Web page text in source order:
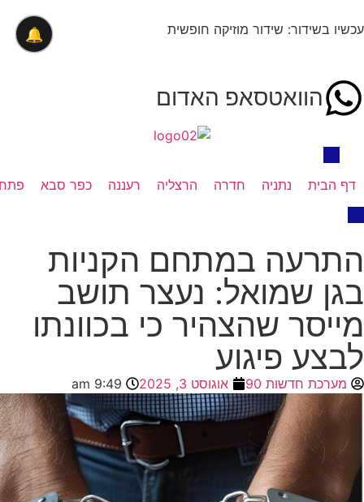
עכשיו בשידור: שידור מוזיקה חופשית
הוואטסאפ האדום
דף הבית נתניה חדרה הרצליה רעננה כפר סבא
התרעה במתחם הקניות
בגן שמואל: נעצר תושב
מייסר שהצהיר כי בכוונתו
לבצע פיגוע
מערכת חדשות 90 אוגוסט 3, 2025 9:49 am
🔔